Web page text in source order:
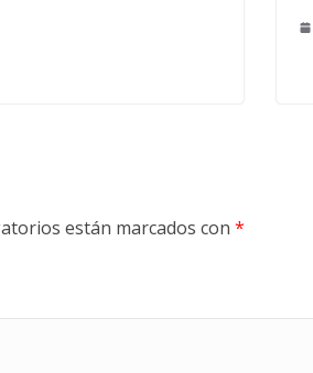
están marcados con *